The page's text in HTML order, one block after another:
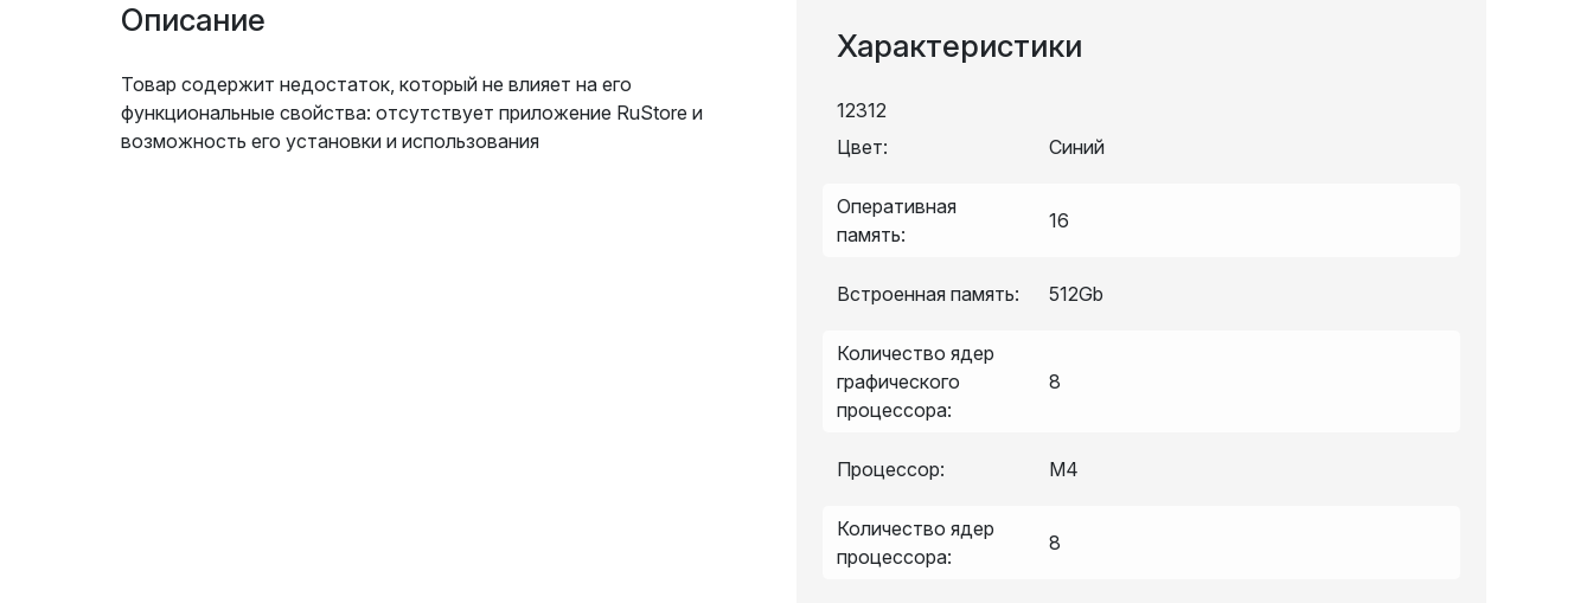
Описание
Товар содержит недостаток, который не влияет на его
функциональные свойства: отсутствует приложение RuStore и
возможность его установки и использования
Характеристики
12312
Цвет:
Синий
Оперативная
память:
16
Встроенная память: 512Gb
Количество ядер
графического
процессора:
8
Процессор: M4
Количество ядер
процессора:
8